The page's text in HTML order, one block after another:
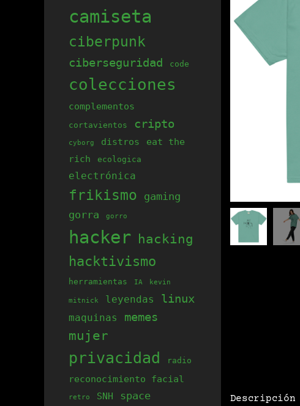
Descripción
camiseta
ciberpunk
ciberseguridad code
colecciones
complementos
cortavientos cripto
cyborg distros
eat the
rich
ecologica
electrónica
frikismo
gaming
gorra
gorro
hacker hacking
hacktivismo
herramientas IA kevin
mitnick leyendas linux
maquinas memes
mujer
privacidad radio
reconocimiento facial
retro SNH space